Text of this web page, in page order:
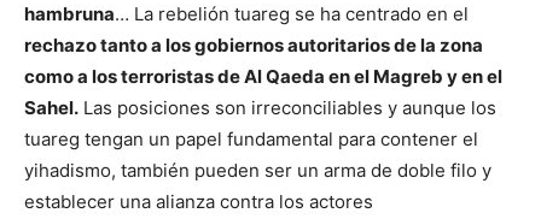
hambruna… La rebelión tuareg se ha centrado en el
rechazo tanto a los gobiernos autoritarios de la zona
como a los terroristas de Al Qaeda en el Magreb y en el
Sahel. Las posiciones son irreconciliables y aunque los
tuareg tengan un papel fundamental para contener el
yihadismo, también pueden ser un arma de doble filo y
establecer una alianza contra los actores